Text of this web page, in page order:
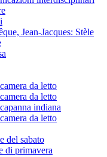
Jean-Jacques: Stèle
da letto
da letto
indiana
da letto
del sabato
di primavera